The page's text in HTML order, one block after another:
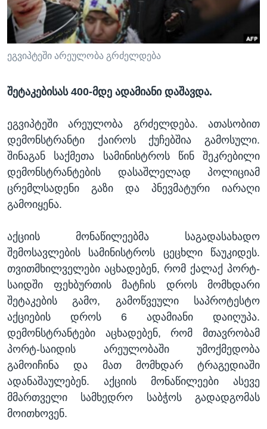
ᲡᲢᲣᲓᲘᲐ ᲕᲐᲨᲘᲜᲒᲢᲝᲜᲘ
ᲔᲙᲝᲜᲝᲛᲘᲙᲐ
ᲯᲐᲜᲛᲠᲗᲔᲚᲝᲑᲐ
ᲛᲔᲪᲜᲘᲔᲠᲔᲑᲐ
ᲙᲣᲚᲢᲣᲠᲐ
ᲒᲐᲚᲘᲚᲔᲝ
ᲓᲔᲖᲘᲜᲤᲝᲠᲛᲐᲪᲘᲐ
Learning English
ᲗᲕᲐᲚᲘ ᲒᲕᲐᲓᲔᲕᲜᲔᲗ
ეგვიპტეში არეულობა გრძელდება
შეტაკებისას 400-მდე ადამიანი დაშავდა.
ეგვიპტეში არეულობა გრძელდება. ათასობით
დემონსტრანტი ქაიროს ქუჩებშია გამოსული.
შინაგან საქმეთა სამინისტროს წინ შეკრებილი
დემონსტრანტების დასაშლელად პოლიციამ
ცრემლსადენი გაზი და პნევმატური იარაღი
გამოიყენა.
აქციის მონაწილეებმა საგადასახადო
შემოსავლების სამინისტროს ცეცხლი წაუკიდეს.
თვითმხილველები აცხადებენ, რომ ქალაქ პორტ-
საიდში ფეხბურთის მატჩის დროს მომხდარი
შეტაკების გამო, გამოწვეული საპროტესტო
აქციების დროს 6 ადამიანი დაიღუპა.
დემონსტრანტები აცხადებენ, რომ მთავრობამ
პორტ-საიდის არეულობაში უმოქმედობა
გამოიჩინა და მათ მომხდარ ტრაგედიაში
ადანაშაულებენ. აქციის მონაწილეები ასევე
მმართველი სამხედრო საბჭოს გადადგომას
მოითხოვენ.